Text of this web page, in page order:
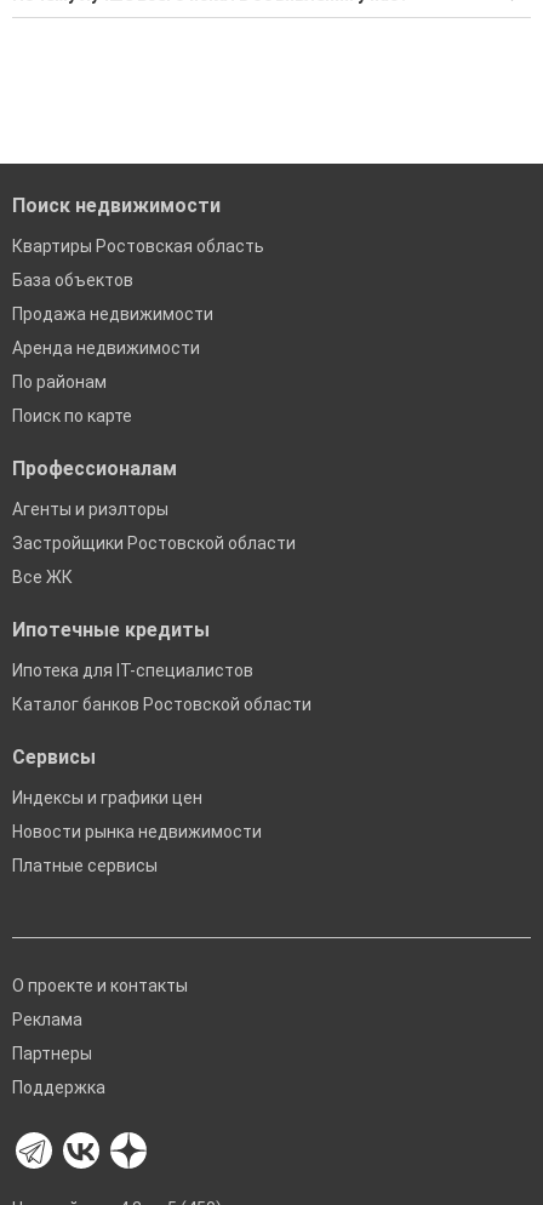
подбора подходящего вам варианта
Средняя: 23 174 Р
Поиск недвижимости
Квартиры Ростовская область
База объектов
Продажа недвижимости
Аренда недвижимости
По районам
Поиск по карте
Профессионалам
Агенты и риэлторы
Застройщики Ростовской области
Все ЖК
Ипотечные кредиты
Ипотека для IT-специалистов
Каталог банков Ростовской области
Сервисы
Индексы и графики цен
Новости рынка недвижимости
Платные сервисы
О проекте и контакты
Реклама
Партнеры
Поддержка